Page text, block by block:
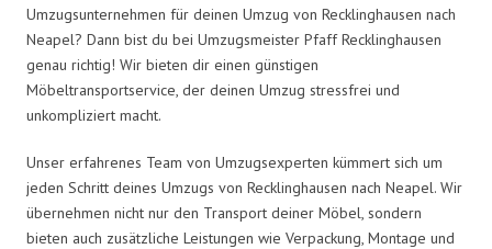
Umzugsunternehmen für deinen Umzug von Recklinghausen nach
Neapel? Dann bist du bei Umzugsmeister Pfaff Recklinghausen
genau richtig! Wir bieten dir einen günstigen
Möbeltransportservice, der deinen Umzug stressfrei und
unkompliziert macht.
Unser erfahrenes Team von Umzugsexperten kümmert sich um
jeden Schritt deines Umzugs von Recklinghausen nach Neapel. Wir
übernehmen nicht nur den Transport deiner Möbel, sondern
bieten auch zusätzliche Leistungen wie Verpackung, Montage und